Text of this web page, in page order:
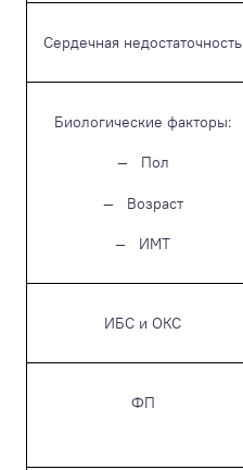
Сердечная недостаточность
Биологические факторы:
— Пол
— Возраст
— ИМТ
ИБС и ОКС
ФП